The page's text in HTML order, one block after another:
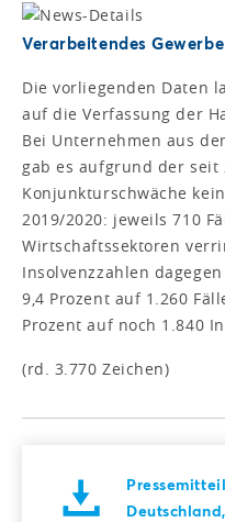
Verarbeitendes
Die vorliegenden Daten
auf die Verfassung der
Bei Unternehmen aus
gab es aufgrund der seit
Konjunkturschwäche
2019/2020: jeweils 710
Wirtschaftssektoren
Insolvenzzahlen
9,4 Prozent auf 1.260
Prozent auf noch 1.840
(rd. 3.770 Zeichen)